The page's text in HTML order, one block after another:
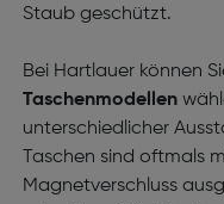
Staub geschützt.
Bei Hartlauer können
Taschenmodellen
unterschiedlicher
Taschen sind oftmals
Magnetverschluss